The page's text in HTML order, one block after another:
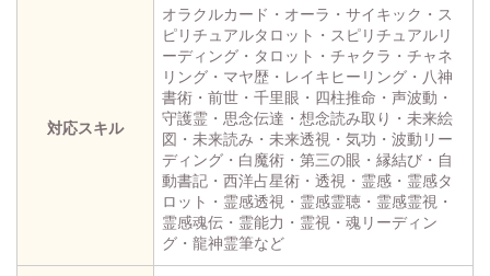
対応スキル
オラクルカード・オーラ・サイキック・ス
ピリチュアルタロット・スピリチュアルリ
ーディング・タロット・チャクラ・チャネ
リング・マヤ歴・レイキヒーリング・八神
書術・前世・千里眼・四柱推命・声波動・
守護霊・思念伝達・想念読み取り・未来絵
図・未来読み・未来透視・気功・波動リー
ディング・白魔術・第三の眼・縁結び・自
動書記・西洋占星術・透視・霊感・霊感タ
ロット・霊感透視・霊感霊聴・霊感霊視・
霊感魂伝・霊能力・霊視・魂リーディン
グ・龍神霊筆など